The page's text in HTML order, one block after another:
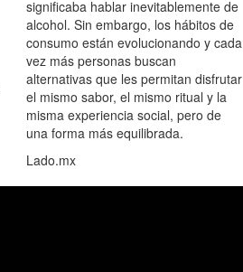
significaba hablar inevitablemente de
alcohol. Sin embargo, los hábitos de
consumo están evolucionando y cada
vez más personas buscan
alternativas que les permitan disfrutar
el mismo sabor, el mismo ritual y la
misma experiencia social, pero de
una forma más equilibrada.
Lado.mx